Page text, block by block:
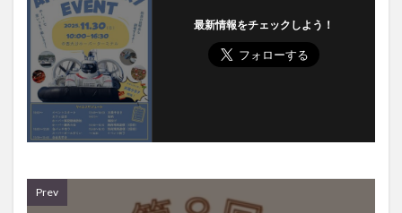
最新情報をチェックしよう！
Prev